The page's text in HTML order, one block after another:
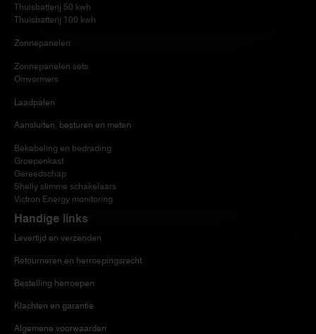
Thuisbatterij 50 kwh
Thuisbatterij 100 kwh
Zonnepanelen
Zonnepanelen sets
Omvormers
Laadpalen
Aansluiten, besturen en meten
Bekabeling en bedrading
Groepenkast
Gereedschap
Shelly slimme schakelaars
Victron Energy monitoring
Handige links
Levertijd en verzenden
Retourneren en herroepingsrecht
Bestelling herroepen
Klachten en garantie
Algemene voorwaarden